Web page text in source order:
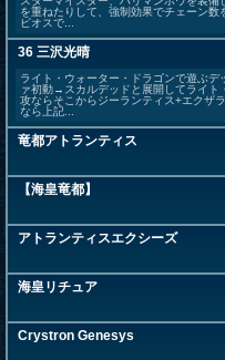
を重ねたりして、強制効果でチェーン数
ピオスで...
36 三沢光晴
ライト・ウォーター・ドラゴンで遊ぶ
ァ初動→スカルデッドと展開してライト
攻ならそこからジーランティス+エクザ
なら上記...
竜都アトランティス
【海皇竜都】
アトランティスエクシーズ
海皇リチュア
Crystron Genesys